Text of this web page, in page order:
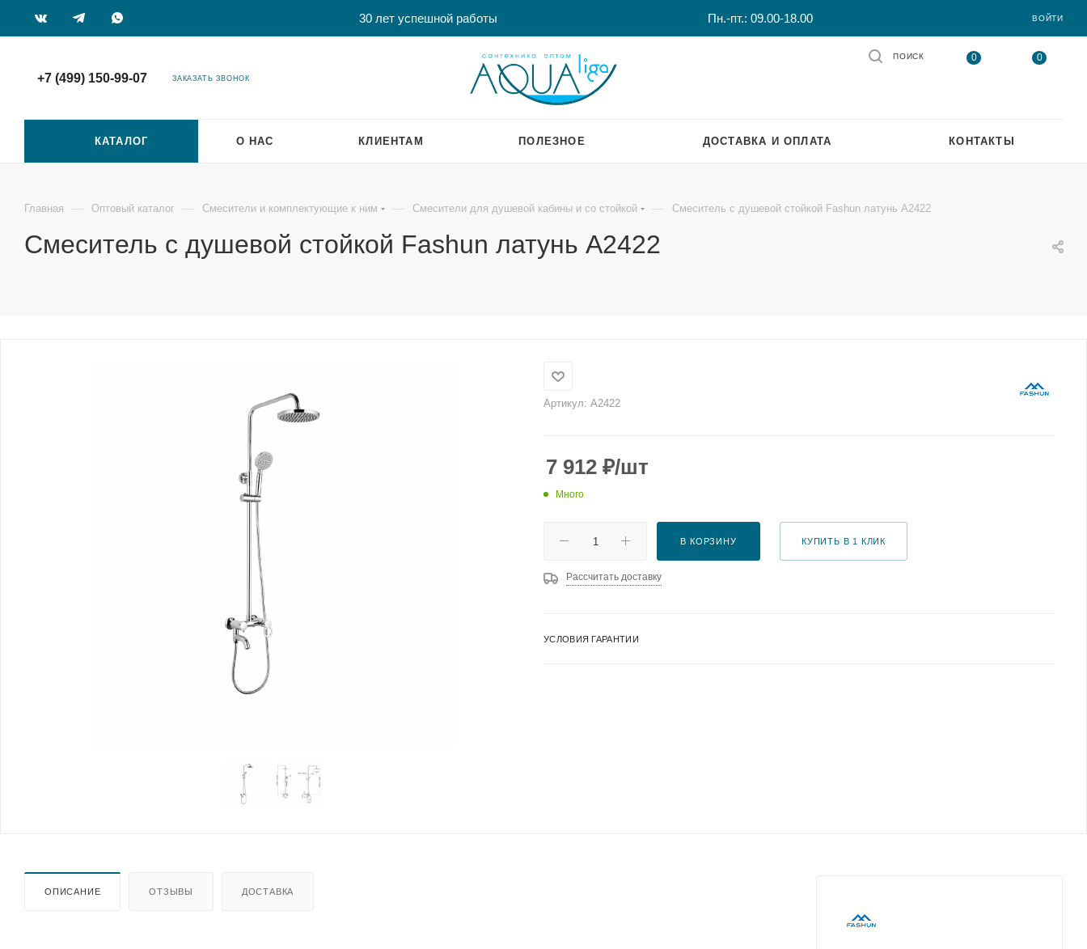
30 лет успешной работы Пн.-пт.: 09.00-18.00 ВОЙТИ
+7 (499) 150-99-07 ЗАКАЗАТЬ ЗВОНОК
0 0
ПОИСК
КАТАЛОГ О НАС КЛИЕНТАМ ПОЛЕЗНОЕ ДОСТАВКА И ОПЛАТА КОНТАКТЫ
Главная — Оптовый каталог — Смесители и комплектующие к ним — Смесители для душевой кабины и со стойкой — Смеситель с душевой стойкой Fashun латунь A2422
Смеситель с душевой стойкой Fashun латунь A2422
Артикул: A2422
7 912 ₽/шт
Много
В КОРЗИНУ КУПИТЬ В 1 КЛИК
Рассчитать доставку
УСЛОВИЯ ГАРАНТИИ
ОПИСАНИЕ ОТЗЫВЫ ДОСТАВКА